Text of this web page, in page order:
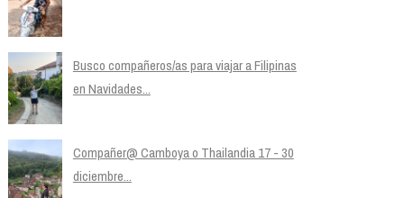
Busco compañeros/as para viajar a Filipinas
en Navidades...
Compañer@ Camboya o Thailandia 17 - 30
diciembre...